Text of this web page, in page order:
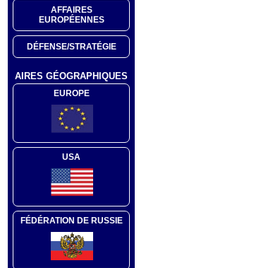
AFFAIRES
EUROPÉENNES
DÉFENSE/STRATÉGIE
AIRES GÉOGRAPHIQUES
EUROPE
USA
FÉDÉRATION DE RUSSIE